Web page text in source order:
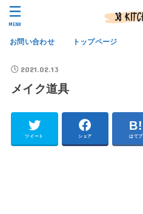
お問い合わせ トップページ
MENU
2021.02.13
メイク道具
ツイート シェア はてブ